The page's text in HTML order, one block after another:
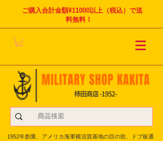
ご購入合計金額¥11000以上（税込）で送
料無料！
1952年創業、アメリカ海軍横須賀基地の目の前、ドブ板通